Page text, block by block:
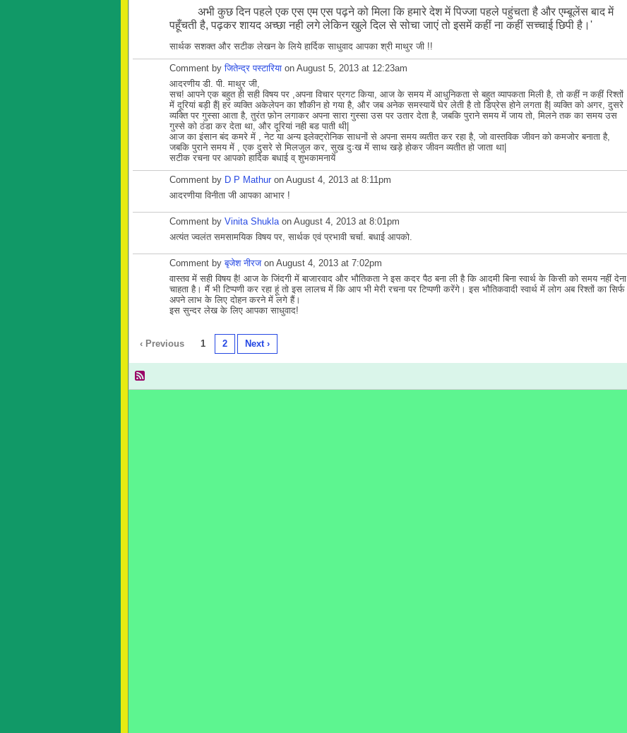
अभी कुछ दिन पहले एक एस एम एस पढ़ने को मिला कि हमारे देश में पिज्जा पहले पहुंचता है और एम्बूलेंस बाद में
पहूँचती है, पढ़कर शायद अच्छा नही लगे लेकिन खुले दिल से सोचा जाएं तो इसमें कहीं ना कहीं सच्चाई छिपी है।'
सार्थक सशक्त और सटीक लेखन के लिये हार्दिक साधुवाद आपका श्री माथुर जी !!
Comment byजितेन्द्र पस्टारिया on August 5, 2013 at 12:23am
आदरणीय डी. पी. माथुर जी,
सच! आपने एक बहुत ही सही विषय पर ,अपना विचार प्रगट किया, आज के समय में आधुनिकता से बहुत व्यापकता मिली है, तो कहीं न कहीं रिश्तों
में दूरियां बड़ी हैं| हर व्यक्ति अकेलेपन का शौकीन हो गया है, और जब अनेक समस्यायें घेर लेती है तो डिप्रेस होने लगता है| व्यक्ति को अगर, दुसरे
व्यक्ति पर गुस्सा आता है, तुरंत फ़ोन लगाकर अपना सारा गुस्सा उस पर उतार देता है, जबकि पुराने समय में जाय तो, मिलने तक का समय उस
गुस्से को ठंडा कर देता था, और दूरियां नही बड पाती थी|
आज का इंसान बंद कमरे में , नेट या अन्य इलेक्ट्रोनिक साधनों से अपना समय व्यतीत कर रहा है, जो वास्तविक जीवन को कमजोर बनाता है,
जबकि पुराने समय में , एक दुसरे से मिलजुल कर, सुख दुःख में साथ खड़े होकर जीवन व्यतीत हो जाता था|
सटीक रचना पर आपको हार्दिक बधाई व् शुभकामनायें
Comment by D P Mathur on August 4, 2013 at 8:11pm
आदरणीया विनीता जी आपका आभार !
Comment by Vinita Shuklaon August 4, 2013 at 8:01pm
अत्यंत ज्वलंत समसामयिक विषय पर, सार्थक एवं प्रभावी चर्चा. बधाई आपको.
Comment byबृजेश नीरजon August 4, 2013 at 7:02pm
वास्तव में सही विषय है! आज के जिंदगी में बाजारवाद और भौतिकता ने इस कदर पैठ बना ली है कि आदमी बिना स्वार्थ के किसी को समय नहीं देना
चाहता है। मैं भी टिप्पणी कर रहा हूं तो इस लालच में कि आप भी मेरी रचना पर टिप्पणी करेंगे। इस भौतिकवादी स्वार्थ में लोग अब रिश्तों का सिर्फ
अपने लाभ के लिए दोहन करने में लगे हैं।
इस सुन्दर लेख के लिए आपका साधुवाद!
‹ Previous 1 2 Next ›